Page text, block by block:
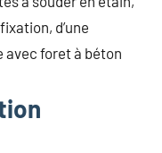
d’une
avec foret à béton